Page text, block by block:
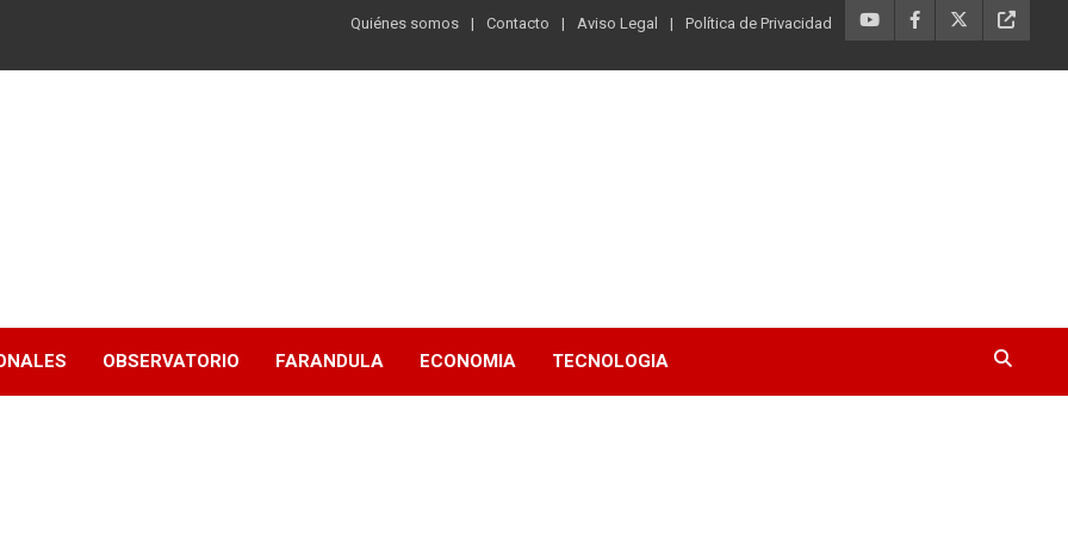
Quiénes somos Contacto Aviso Legal Política de Privacidad
OBSERVATORIO FARANDULA ECONOMIA TECNOLOGIA